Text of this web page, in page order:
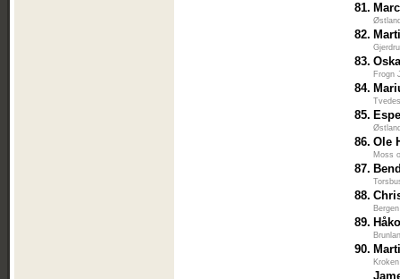
81.
82.
83.
Frogn
84.
85.
86. Ole
Moss
87.
88.
89.
90.